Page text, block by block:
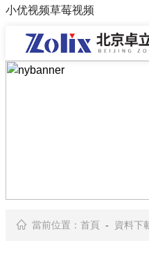
小优视频草莓视频
當前位置： 首頁- 資料下